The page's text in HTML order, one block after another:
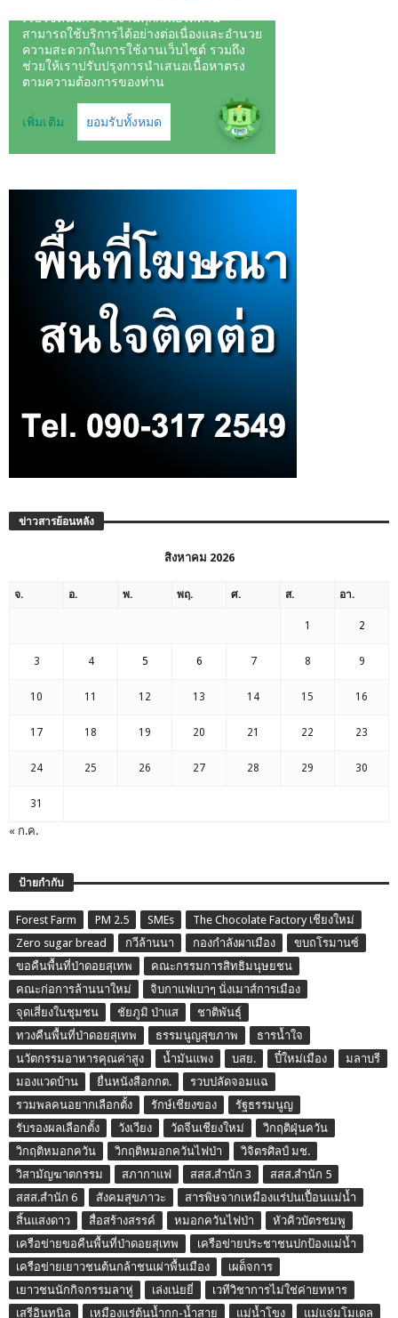
ข่าวสารย้อนหลัง
สิงหาคม 2026
จ. อ. พ. พฤ. ศ. ส. อา.
1 2
3 4 5 6 7 8 9
10 11 12 13 14 15 16
17 18 19 20 21 22 23
24 25 26 27 28 29 30
31
« ก.ค.
ป้ายกำกับ
Forest Farm PM 2.5 SMEs
The Chocolate Factory เชียงใหม่
Zero sugar bread
กวีล้านนา กองกำลังผาเมือง
ขบถโรมานซ์
ขอคืนพื้นที่ป่าดอยสุเทพ
คณะกรรมการสิทธิมนุษยชน
คณะก่อการล้านนาใหม่
จิบกาแฟเบาๆ นั่งเมาส์การเมือง
จุดเสี่ยงในชุมชน
ชัยภูมิ ป่าแส
ชาติพันธุ์
ทวงคืนพื้นที่ป่าดอยสุเทพ
ธรรมนูญสุขภาพ
ธารน้ำใจ
นวัตกรรมอาหารคุณค่าสูง
น้ำมันแพง บสย. ปี๋ใหม่เมือง
มลาบรี
มองแวดบ้าน
ยื่นหนังสือกกต.
รวบปลัดจอมแฉ
รวมพลคนอยากเลือกตั้ง
รักษ์เชียงของ
รัฐธรรมนูญ
รับรองผลเลือกตั้ง
วังเวียง วัดจีนเชียงใหม่
วิกฤติฝุ่นควัน
วิกฤติหมอกควัน
วิกฤติหมอกควันไฟป่า
วิจิตรศิลป์ มช.
วิสามัญฆาตกรรม
สภากาแฟ สสส.สำนัก 3
สสส.สำนัก 5
สสส.สำนัก 6
สังคมสุขภาวะ
สารพิษจากเหมืองแร่ปนเปื้อนแม่น้ำ
สิ้นแสงดาว
สื่อสร้างสรรค์ หมอกควันไฟป่า
หัวคิวบัตรชมพู
เครือข่ายขอคืนพื้นที่ป่าดอยสุเทพ
เครือข่ายประชาชนปกป้องแม่น้ำ
เครือข่ายเยาวชนต้นกล้าชนเผ่าพื้นเมือง
เผด็จการ
เยาวชนนักกิจกรรมลาหู่
เล่งเน่ยยี่
เวทีวิชาการไม่ใช่ค่ายทหาร
เสรีอินทนิล
เหมืองแร่ต้นน้ำกก-น้ำสาย แม่น้ำโขง แม่แจ่มโมเดล